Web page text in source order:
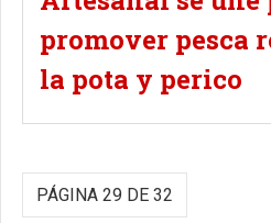
promover pesca
la pota y perico
PÁGINA 29 DE 32